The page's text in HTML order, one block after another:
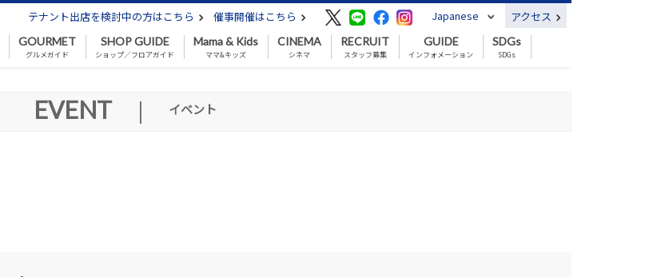
テナント出店を検討中の方はこちら 催事開催はこちら Japanese アクセス
GOURMET
グルメガイド
SHOP GUIDE
ショップ／フロアガイド
Mama & Kids
ママ&キッズ
CINEMA
シネマ
RECRUIT
スタッフ募集
GUIDE
インフォメーション
SDGs
SDGs
EVENT | イベント